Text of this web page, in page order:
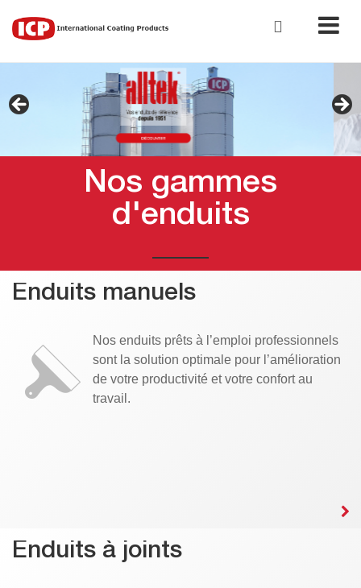
Nos gammes
d'enduits
Enduits manuels
Nos enduits prêts à l’emploi professionnels
sont la solution optimale pour l’amélioration
de votre productivité et votre confort au
travail.
Enduits à joints